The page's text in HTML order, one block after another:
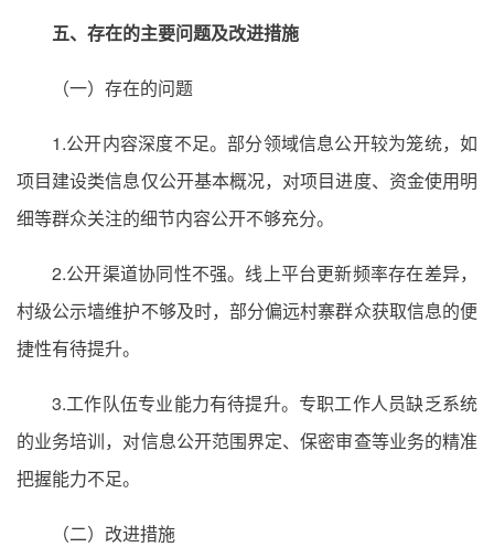
五、存在的主要问题及改进措施
（一）存在的问题
1.公开内容深度不足。部分领域信息公开较为笼统，如
项目建设类信息仅公开基本概况，对项目进度、资金使用明
细等群众关注的细节内容公开不够充分。
2.公开渠道协同性不强。线上平台更新频率存在差异，
村级公示墙维护不够及时，部分偏远村寨群众获取信息的便
捷性有待提升。
3.工作队伍专业能力有待提升。专职工作人员缺乏系统
的业务培训，对信息公开范围界定、保密审查等业务的精准
把握能力不足。
（二）改进措施